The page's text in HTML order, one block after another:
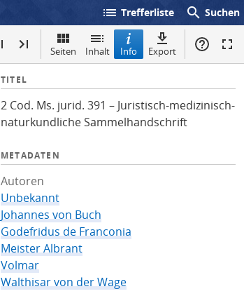
list Trefferliste search Suchen
Seiten Inhalt Info Export
I
f
o
TITEL
2 Cod. Ms. jurid. 391 – Juristisch-medizinisch-
naturkundliche Sammelhandschrift
METADATEN
Autoren
Unbekannt
Johannes von Buch
Godefridus de Franconia
Meister Albrant
Volmar
Walthisar von der Wage